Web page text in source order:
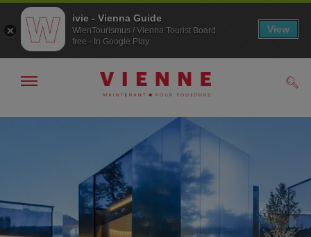
Navigation
Contenu
Afficher
la
ivie - Vienna Guide
WienTourismus / Vienna Tourist Board
free - In Google Play
View